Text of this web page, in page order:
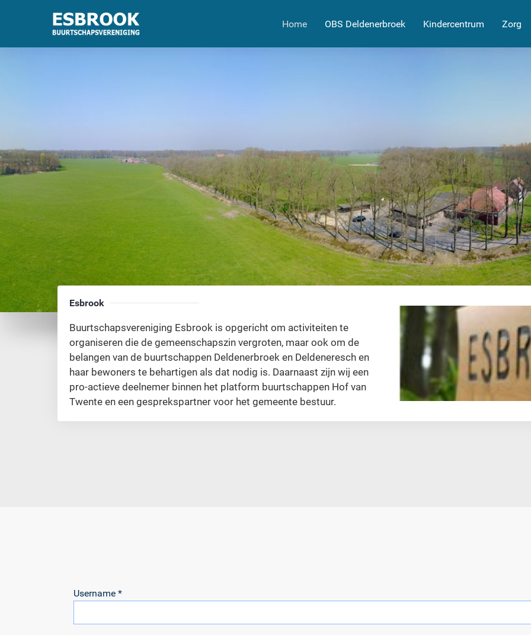
Home OBS Deldenerbroek Kindercentrum Zorg
Esbrook
Buurtschapsvereniging Esbrook is opgericht om activiteiten te
organiseren die de gemeenschapszin vergroten, maar ook om de
belangen van de buurtschappen Deldenerbroek en Deldeneresch en
haar bewoners te behartigen als dat nodig is. Daarnaast zijn wij een
pro-actieve deelnemer binnen het platform buurtschappen Hof van
Twente en een gesprekspartner voor het gemeente bestuur.
Username *